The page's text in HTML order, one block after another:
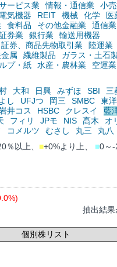
ービス業 情報・通信業
小
電気機器 REIT 機械 化学
医
食料品 その他金融業 通信業
券業 銀行業
輸送用機器
証券、商品先物取引業
陸運業
属 繊維製品
ガラス・土石
プ・紙 水産・農林業 空運業
大和 日興 みずほ SBI 三
し UFJつ 岡三 SMBC 東洋
井コス HSBC クレスイ 藍
フィリ JPモ NIS 髙木 オ
コメルツ むさし 丸三 丸八
％以上、 ■+0%より上、 ■0～-
抽出結果
個別株リスト